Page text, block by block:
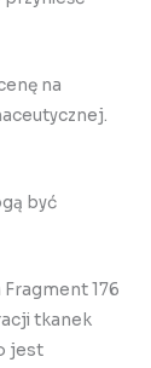
na
być
Fragment 176
tkanek
jest